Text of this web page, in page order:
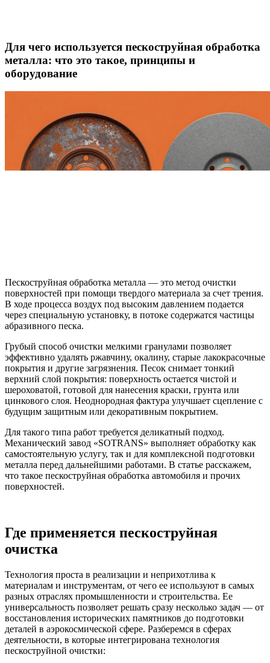
Для чего используется пескоструйная обработка
металла: что это такое, принципы и
оборудование
Пескоструйная обработка металла — это метод очистки
поверхностей при помощи твердого материала за счет трения.
В ходе процесса воздух под высоким давлением подается
через специальную установку, в потоке содержатся частицы
абразивного песка.
Грубый способ очистки мелкими гранулами позволяет
эффективно удалять ржавчину, окалину, старые лакокрасочные
покрытия и другие загрязнения. Песок снимает тонкий
верхний слой покрытия: поверхность остается чистой и
шероховатой, готовой для нанесения краски, грунта или
цинкового слоя. Неоднородная фактура улучшает сцепление с
будущим защитным или декоративным покрытием.
Для такого типа работ требуется деликатный подход.
Механический завод «SOTRANS» выполняет обработку как
самостоятельную услугу, так и для комплексной подготовки
металла перед дальнейшими работами. В статье расскажем,
что такое пескоструйная обработка автомобиля и прочих
поверхностей.
Где применяется пескоструйная
очистка
Технология проста в реализации и неприхотлива к
материалам и инструментам, от чего ее используют в самых
разных отраслях промышленности и строительства. Ее
универсальность позволяет решать сразу несколько задач — от
восстановления исторических памятников до подготовки
деталей в аэрокосмической сфере. Разберемся в сферах
деятельности, в которые интегрирована технология
пескоструйной очистки: